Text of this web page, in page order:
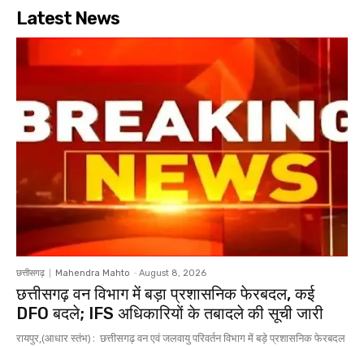
Latest News
छत्तीसगढ़ Mahendra Mahto - August 8, 2026
छत्तीसगढ़ वन विभाग में बड़ा प्रशासनिक फेरबदल, कई
DFO बदले; IFS अधिकारियों के तबादले की सूची जारी
रायपुर,(आधार स्तंभ) : छत्तीसगढ़ वन एवं जलवायु परिवर्तन विभाग में बड़े प्रशासनिक फेरबदल